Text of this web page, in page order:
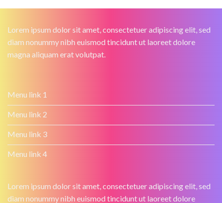
Lorem ipsum dolor sit amet, consectetuer adipiscing elit, sed
diam nonummy nibh euismod tincidunt ut laoreet dolore
magna aliquam erat volutpat.
Menu link 1
Menu link 2
Menu link 3
Menu link 4
Lorem ipsum dolor sit amet, consectetuer adipiscing elit, sed
diam nonummy nibh euismod tincidunt ut laoreet dolore